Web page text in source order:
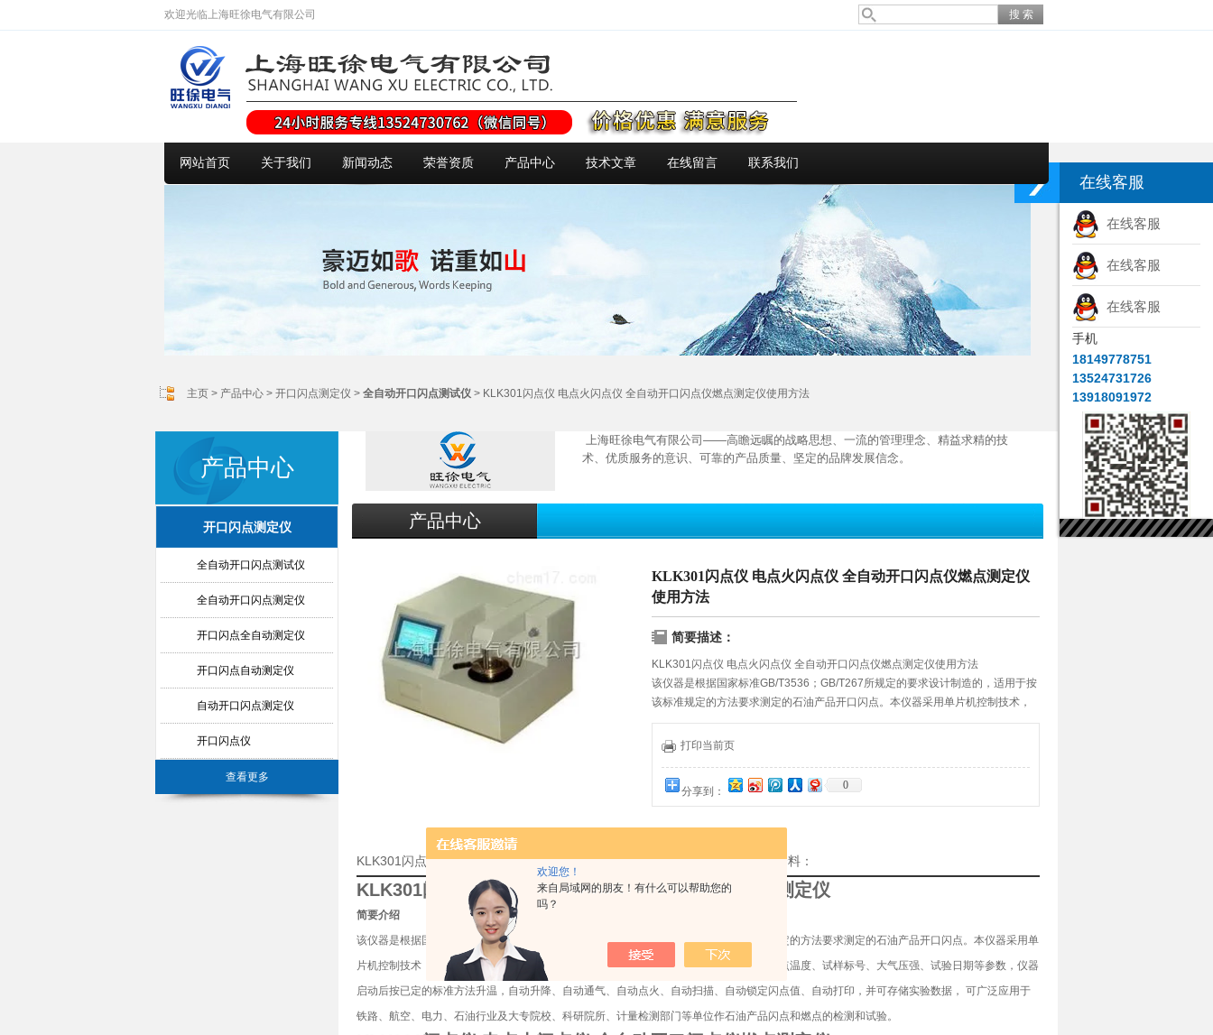
欢迎您！
来自局域网的朋友！有什么可以帮助您的
吗？
欢迎光临上海旺徐电气有限公司
网站首页 关于我们 新闻动态 荣誉资质 产品中心 技术文章 在线留言 联系我们
主页 > 产品中心 > 开口闪点测定仪 > 全自动开口闪点测试仪 > KLK301闪点仪 电点火闪点仪 全自动开口闪点仪燃点测定仪使用方法
产品中心
开口闪点测定仪
全自动开口闪点测试仪
全自动开口闪点测定仪
开口闪点全自动测定仪
开口闪点自动测定仪
自动开口闪点测定仪
开口闪点仪
查看更多
上海旺徐电气有限公司——高瞻远瞩的战略思想、一流的管理理念、精益求精的技
术、优质服务的意识、可靠的产品质量、坚定的品牌发展信念。
产品中心
KLK301闪点仪 电点火闪点仪 全自动开口闪点仪燃点测定仪
使用方法
简要描述：
KLK301闪点仪 电点火闪点仪 全自动开口闪点仪燃点测定仪使用方法
该仪器是根据国家标准GB/T3536；GB/T267所规定的要求设计制造的，适用于按
该标准规定的方法要求测定的石油产品开口闪点。本仪器采用单片机控制技术，
触摸式彩色液晶显示屏，全中文人机对话界面，电容式触摸屏；可预值闪点温
度、试样标号、大气压强、试验日期等参数，仪器启动后按已定的标准方法升
打印当前页
分享到： 0
KLK301闪点仪 电点火闪点仪 全自动开口闪点仪燃点测定仪使用方法的详细资料：
KLK301闪点仪 电点火闪点仪 全自动开口闪点仪燃点测定仪
简要介绍
该仪器是根据国家标准GB/T3536；GB/T267所规定的要求设计制造的，适用于按该标准规定的方法要求测定的石油产品开口闪点。本仪器采用单
片机控制技术，触摸式彩色液晶显示屏，全中文人机对话界面，电容式触摸屏；可预值闪点温度、试样标号、大气压强、试验日期等参数，仪器
启动后按已定的标准方法升温，自动升降、自动通气、自动点火、自动扫描、自动锁定闪点值、自动打印，并可存储实验数据， 可广泛应用于
铁路、航空、电力、石油行业及大专院校、科研院所、计量检测部门等单位作石油产品闪点和燃点的检测和试验。
在线客服
在线客服
在线客服
在线客服
手机
18149778751
13524731726
13918091972